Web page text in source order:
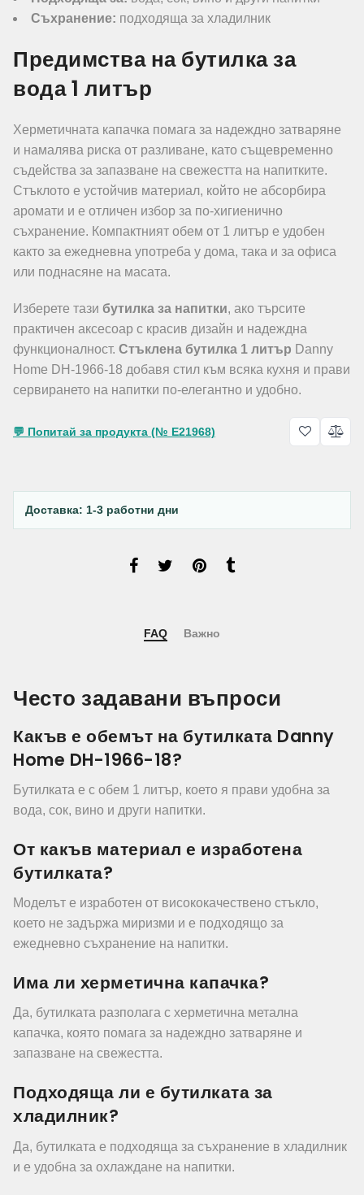
Съхранение: подходяща за хладилник
Предимства на бутилка за
вода 1 литър
Херметичната капачка помага за надеждно затваряне
и намалява риска от разливане, като същевременно
съдейства за запазване на свежестта на напитките.
Стъклото е устойчив материал, който не абсорбира
аромати и е отличен избор за по-хигиенично
съхранение. Компактният обем от 1 литър е удобен
както за ежедневна употреба у дома, така и за офиса
или поднасяне на масата.
Изберете тази бутилка за напитки, ако търсите
практичен аксесоар с красив дизайн и надеждна
функционалност. Стъклена бутилка 1 литър Danny
Home DH-1966-18 добавя стил към всяка кухня и прави
сервирането на напитки по-елегантно и удобно.
💬 Попитай за продукта (№ E21968)
Доставка: 1-3 работни дни
FAQ Важно
Често задавани въпроси
Какъв е обемът на бутилката Danny
Home DH-1966-18?
Бутилката е с обем 1 литър, което я прави удобна за
вода, сок, вино и други напитки.
От какъв материал е изработена
бутилката?
Моделът е изработен от висококачествено стъкло,
което не задържа миризми и е подходящо за
ежедневно съхранение на напитки.
Има ли херметична капачка?
Да, бутилката разполага с херметична метална
капачка, която помага за надеждно затваряне и
запазване на свежестта.
Подходяща ли е бутилката за
хладилник?
Да, бутилката е подходяща за съхранение в хладилник
и е удобна за охлаждане на напитки.